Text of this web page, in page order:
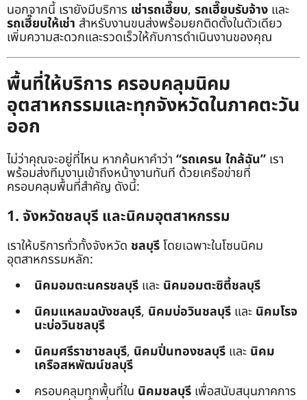
นอกจากนี้ เรายังมีบริการ เช่ารถเฮี๊ยบ, รถเฮี๊ยบรับจ้าง และ
รถเฮี๊ยบให้เช่า สำหรับงานขนส่งพร้อมยกติดตั้งในตัวเดียว
เพิ่มความสะดวกและรวดเร็วให้กับการดำเนินงานของคุณ
พื้นที่ให้บริการ ครอบคลุมนิคม
อุตสาหกรรมและทุกจังหวัดในภาคตะวัน
ออก
ไม่ว่าคุณจะอยู่ที่ไหน หากค้นหาคำว่า “รถเครน ใกล้ฉัน” เรา
พร้อมส่งทีมงานเข้าถึงหน้างานทันที ด้วยเครือข่ายที่
ครอบคลุมพื้นที่สำคัญ ดังนี้:
1. จังหวัดชลบุรี และนิคมอุตสาหกรรม
เราให้บริการทั่วทั้งจังหวัด ชลบุรีโดยเฉพาะในโซนนิคม
อุตสาหกรรมหลัก:
นิคมอมตะนครชลบุรี และ นิคมอมตะซิตี้ชลบุรี
นิคมแหลมฉบังชลบุรี, นิคมบ่อวินชลบุรี และ นิคมโรจ
นะบ่อวินชลบุรี
นิคมศรีราชาชลบุรี, นิคมปิ่นทองชลบุรี และ นิคม
เครือสหพัฒน์ชลบุรี
ครอบคลุมทุกพื้นที่ใน นิคมชลบุรี เพื่อสนับสนุนภาคการ